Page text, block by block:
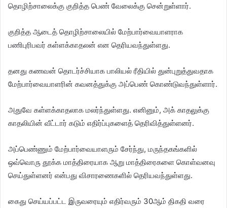
தொழிற்சாலைக்கு குறித்த பெண் வேலைக்கு சென்றுள்ளார்.
குறித்த ஆடைத் தொழிற்சாலையில் மேற்பார்வையாளராக
பணிபுரிபவர் கள்ளக்காதலன் என தெரியவந்துள்ளது.
தனது கணவன் தொடர்ச்சியாக பாலியல் ரீதியில் துன்புறுத்துவதாக
மேற்பார்வையாளரின் கவனத்துக்கு அப்பெண் கொண்டுவந்துள்ளார்.
அதுவே கள்ளக்காதலாக மலர்ந்துள்ளது. எனினும், அக் காதலுக்கு
காதலியின் வீட்டார் கடும் எதிர்ப்புகளைத் தெரிவித்துள்ளனர்.
அப்பெண்ணும் மேற்பார்வையாளரும் சேர்ந்து, மருந்தகங்களில்
ஒவ்வொரு தூக்க மாத்திரையாக ஆறு மாத்திரைகளை கொள்வனவு
செய்துள்ளனர் என்பது விசாரணைகளில் தெரியவந்துள்ளது.
கைது செய்யப்பட்ட இருவரையும் எதிர்வரும் 30ஆம் திகதி வரை